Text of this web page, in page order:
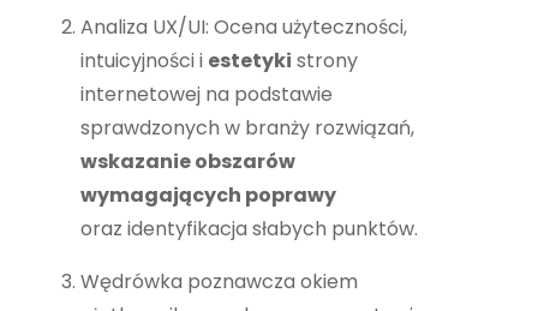
Analiza UX/UI: Ocena użyteczności,
intuicyjności i estetyki strony
internetowej na podstawie
sprawdzonych w branży rozwiązań,
wskazanie obszarów
wymagających poprawy
oraz identyfikacja słabych punktów.
Wędrówka poznawcza okiem